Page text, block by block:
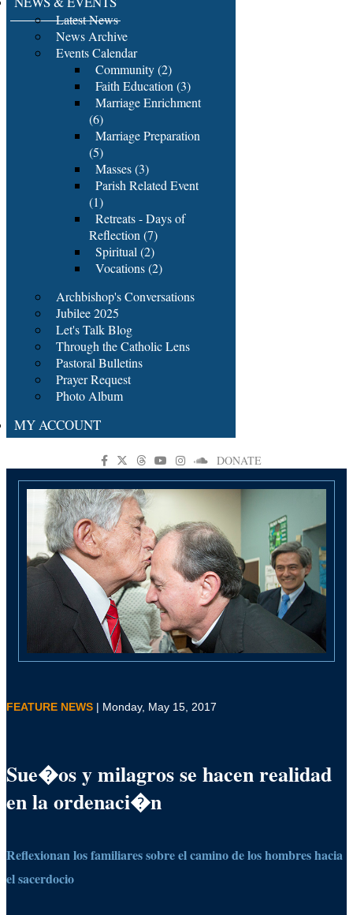
Latest News
News Archive
Events Calendar
Community (2)
Faith Education (3)
Marriage Enrichment
(6)
Marriage Preparation
(5)
Masses (3)
Parish Related Event
(1)
Retreats - Days of
Reflection (7)
Spiritual (2)
Vocations (2)
Archbishop's Conversations
Jubilee 2025
Let's Talk Blog
Through the Catholic Lens
Pastoral Bulletins
Prayer Request
Photo Album
MY ACCOUNT
DONATE
FEATURE NEWS | Monday, May 15, 2017
Sue�os y milagros se hacen realidad
en la ordenaci�n
Reflexionan los familiares sobre el camino de los hombres hacia
el sacerdocio